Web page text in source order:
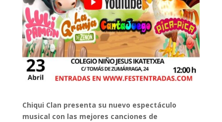
Chiqui Clan presenta su nuevo espectáculo
musical con las mejores canciones de